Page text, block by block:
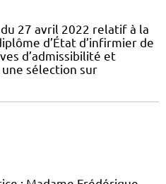
27 avril 2022 relatif à la
d’État d’infirmier de
d’admissibilité et
une sélection sur